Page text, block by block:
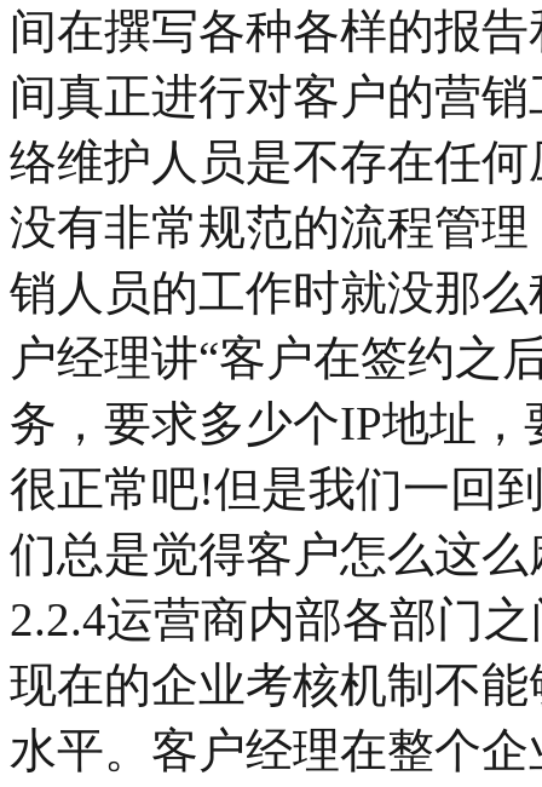
间在撰写各种各样的报
间真正进行对客户的营
络维护人员是不存在任
没有非常规范的流程管
销人员的工作时就没那
户经理讲“客户在签约之
务，要求多少个IP地址
很正常吧!但是我们一回
们总是觉得客户怎么这么
2.2.4运营商内部各部门
现在的企业考核机制不
水平。客户经理在整个